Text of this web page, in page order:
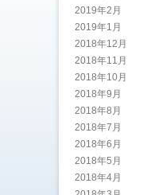
2019年2月
2019年1月
2018年12月
2018年11月
2018年10月
2018年9月
2018年8月
2018年7月
2018年6月
2018年5月
2018年4月